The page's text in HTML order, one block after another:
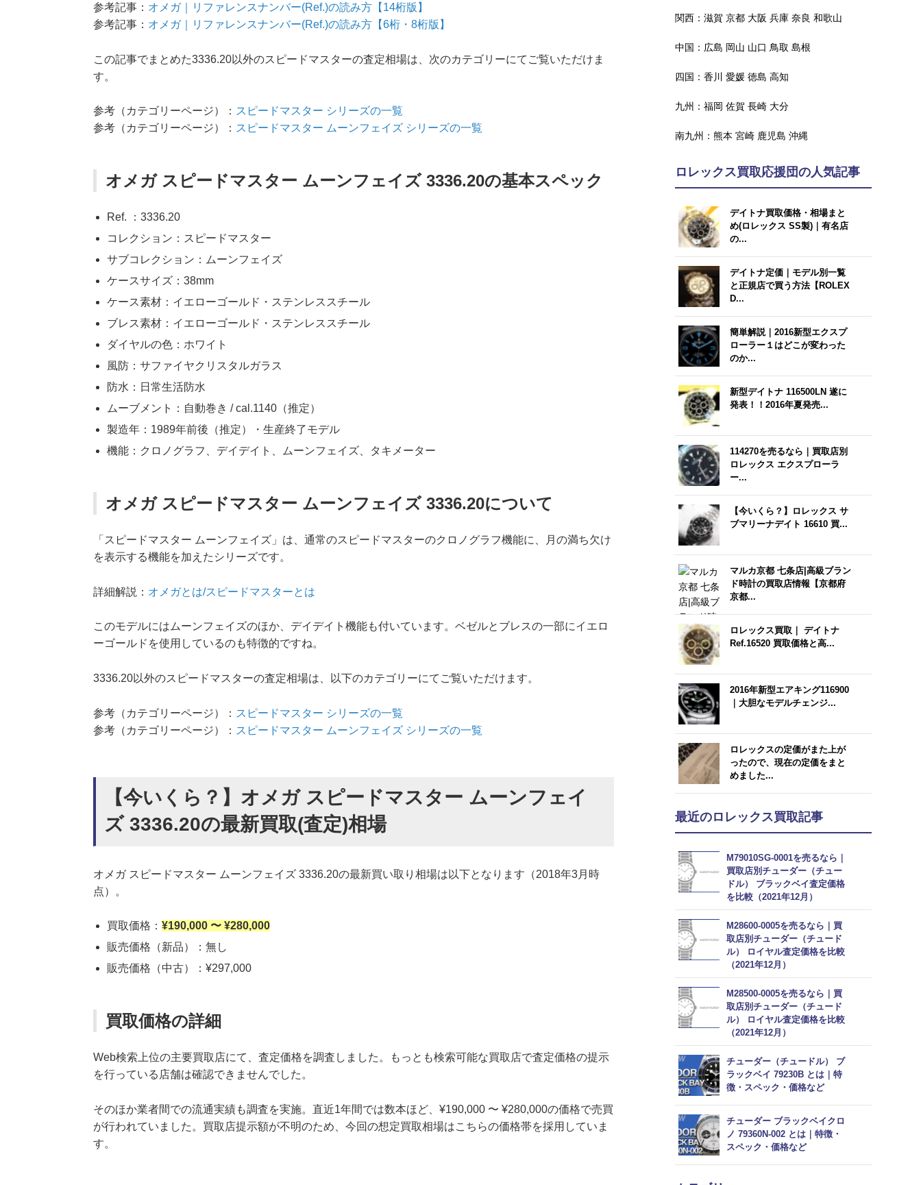
参考記事： オメガ｜リファレンスナンバー(Ref.)の読み方【14桁版】
参考記事： オメガ｜リファレンスナンバー(Ref.)の読み方【6桁・8桁版】
この記事でまとめた3336.20以外のスピードマスターの査定相場は、次のカテゴリーにてご覧いただけま
す。
参考（カテゴリーページ）： スピードマスター シリーズの一覧
参考（カテゴリーページ）： スピードマスター ムーンフェイズ シリーズの一覧
オメガ スピードマスター ムーンフェイズ 3336.20の基本スペック
Ref. ：3336.20
コレクション：スピードマスター
サブコレクション：ムーンフェイズ
ケースサイズ：38mm
ケース素材：イエローゴールド・ステンレススチール
ブレス素材：イエローゴールド・ステンレススチール
ダイヤルの色：ホワイト
風防：サファイヤクリスタルガラス
防水：日常生活防水
ムーブメント：自動巻き / cal.1140（推定）
製造年：1989年前後（推定）・生産終了モデル
機能：クロノグラフ、デイデイト、ムーンフェイズ、タキメーター
オメガ スピードマスター ムーンフェイズ 3336.20について
「スピードマスター ムーンフェイズ」は、通常のスピードマスターのクロノグラフ機能に、月の満ち欠け
を表示する機能を加えたシリーズです。
詳細解説： オメガとは/スピードマスターとは
このモデルにはムーンフェイズのほか、デイデイト機能も付いています。ベゼルとブレスの一部にイエロ
ーゴールドを使用しているのも特徴的ですね。
3336.20以外のスピードマスターの査定相場は、以下のカテゴリーにてご覧いただけます。
参考（カテゴリーページ）： スピードマスター シリーズの一覧
参考（カテゴリーページ）： スピードマスター ムーンフェイズ シリーズの一覧
【今いくら？】オメガ スピードマスター ムーンフェイ
ズ 3336.20の最新買取(査定)相場
オメガ スピードマスター ムーンフェイズ 3336.20の最新買い取り相場は以下となります（2018年3月時
点）。
買取価格： ¥190,000 〜 ¥280,000
販売価格（新品）：無し
販売価格（中古）：¥297,000
買取価格の詳細
Web検索上位の主要買取店にて、査定価格を調査しました。もっとも検索可能な買取店で査定価格の提示
を行っている店舗は確認できませんでした。
そのほか業者間での流通実績も調査を実施。直近1年間では数本ほど、¥190,000 〜 ¥280,000の価格で売買
が行われていました。買取店提示額が不明のため、今回の想定買取相場はこちらの価格帯を採用していま
す。
関西： 滋賀 京都 大阪 兵庫 奈良 和歌山
中国： 広島 岡山 山口 鳥取 島根
四国： 香川 愛媛 徳島 高知
九州： 福岡 佐賀 長崎 大分
南九州： 熊本 宮崎 鹿児島 沖縄
ロレックス買取応援団の人気記事
デイトナ買取価格・相場まと
め(ロレックス SS製)｜有名店
の...
デイトナ定価｜モデル別一覧
と正規店で買う方法【ROLEX
D...
簡単解説｜2016新型エクスプ
ローラー１はどこが変わった
のか...
新型デイトナ 116500LN 遂に
発表！！2016年夏発売...
114270を売るなら｜買取店別
ロレックス エクスプローラ
ー...
【今いくら？】ロレックス サ
ブマリーナデイト 16610 買...
マルカ京都 七条店|高級ブラン
ド時計の買取店情報【京都府
京都...
ロレックス買取｜ デイトナ
Ref.16520 買取価格と高...
2016年新型エアキング116900
｜大胆なモデルチェンジ...
ロレックスの定価がまた上が
ったので、現在の定価をまと
めました...
最近のロレックス買取記事
M79010SG-0001を売るなら｜
買取店別チューダー（チュー
ドル） ブラックベイ査定価格
を比較（2021年12月）
M28600-0005を売るなら｜買
取店別チューダー（チュード
ル） ロイヤル査定価格を比較
（2021年12月）
M28500-0005を売るなら｜買
取店別チューダー（チュード
ル） ロイヤル査定価格を比較
（2021年12月）
チューダー（チュードル） ブ
ラックベイ 79230B とは｜特
徴・スペック・価格など
チューダー ブラックベイクロ
ノ 79360N-002 とは｜特徴・
スペック・価格など